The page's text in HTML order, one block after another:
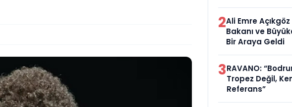
2Ali Emre
Bakanı ve
Bir Araya Geldi
3RAVANO:
Tropez Değil,
Referans”